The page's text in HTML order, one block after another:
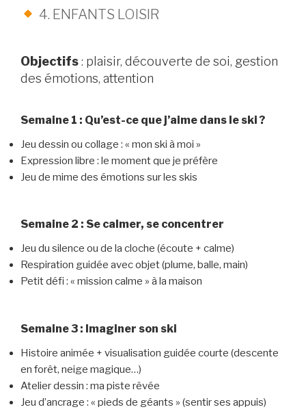
4. ENFANTS LOISIR
Objectifs: plaisir, découverte de soi, gestion
des émotions, attention
Semaine 1 : Qu’est-ce que j’aime dans le ski ?
Jeu dessin ou collage : « mon ski à moi »
Expression libre : le moment que je préfère
Jeu de mime des émotions sur les skis
Semaine 2 : Se calmer, se concentrer
Jeu du silence ou de la cloche (écoute + calme)
Respiration guidée avec objet (plume, balle, main)
Petit défi : « mission calme » à la maison
Semaine 3 : Imaginer son ski
Histoire animée + visualisation guidée courte (descente
en forêt, neige magique…)
Atelier dessin : ma piste rêvée
Jeu d’ancrage : « pieds de géants » (sentir ses appuis)